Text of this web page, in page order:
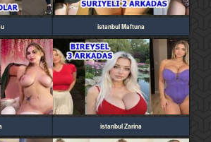
istanbul Maftuna
istanbul Zarina